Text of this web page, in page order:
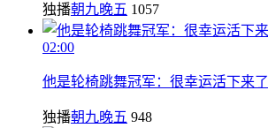
独播朝九晚五 1057
02:00
他是轮椅跳舞冠军：很幸运活下来了
独播朝九晚五 948